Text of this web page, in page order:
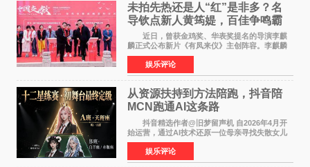
未拍先热还是人“红”是非多？名
导钦点新人黄筠媞，百佳争鸣霸
气回应
近日，曾获金鸡奖、华表奖提名的导演李麒
麟正式公布新片《有凤来仪》主创阵容。李麒麟
早年凭电影《华容道》获得金鸡奖、华表奖提
名，此后长期参与国内外电影制作，其担任制片
人参与的作品亦曾
娱乐评论
从资源扶持到方法陪跑，抖音陪
MCN跑通AI这条路
抖音精选作者@旧梦留声机 自2026年4月开
始运营，通过AI技术还原一位母亲寻找失散女儿
的故事，凭借强情感表达获得大量用户关注，发
布仅21小时便获得超1亿曝光、超1000万互动。
此后，账号持续沿
娱乐评论